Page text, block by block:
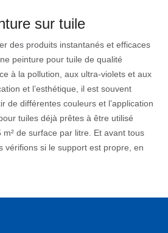
sur tuile
des produits instantanés et efficaces
peinture pour tuile de qualité
à la pollution, aux ultra-violets et aux
et l’esthétique, il est souvent
de différentes couleurs et l’application
tuiles déjà prêtes à être utilisé
m² de surface par litre. Et avant tous
vérifions si le support est propre, en